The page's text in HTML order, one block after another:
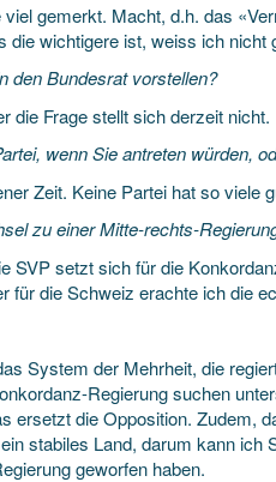
gemerkt. Macht, d.h. das
die wichtigere ist, weiss ich
den Bundesrat vorstellen?
die Frage stellt sich derzeit nicht.
wenn Sie antreten würden,
Zeit. Keine Partei hat so viele
zu einer Mitte-rechts-
SVP setzt sich für die
für die Schweiz erachte ich die
System der Mehrheit, die
Regierung suchen
ersetzt die Opposition. Zudem,
stabiles Land, darum kann ich
geworfen haben.